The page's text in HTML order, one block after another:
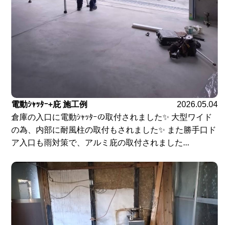
電動ｼｬｯﾀｰ+庇 施工例
2026.05.04
倉庫の入口に電動ｼｬｯﾀｰの取付されました✨ 大型ワイド
の為、内部に耐風柱の取付もされました✨ また勝手口ド
ア入口も雨対策で、アルミ庇の取付されました...